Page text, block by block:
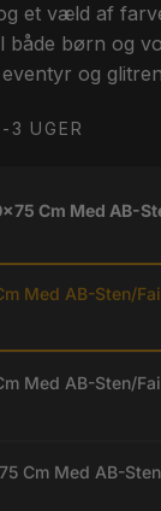
et væld af
både børn og
og
3 UGER
Cm Med AB-
Med AB-Sten/
Med AB-Sten/
Cm Med AB-